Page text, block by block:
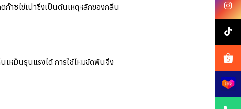
าซไข่เน่าซึ่งเป็นต้นเหตุหลักของกลิ่น
หม็นรุนแรงได้ การใช้ไหมขัดฟันจึง